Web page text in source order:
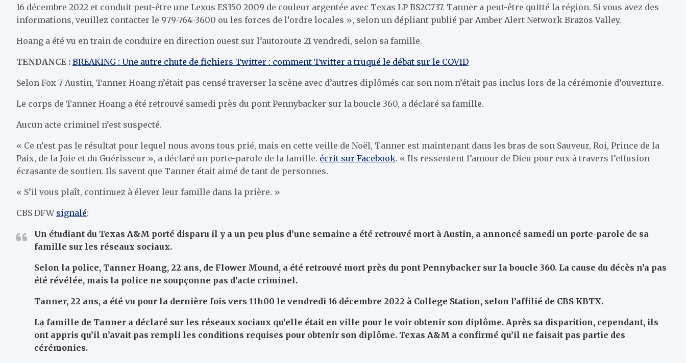
16 décembre 2022 et conduit peut-être une Lexus ES350 2009 de couleur argentée avec Texas LP BS2C737. Tanner a peut-être quitté la région. Si vous avez des
informations, veuillez contacter le 979-764-3600 ou les forces de l’ordre locales », selon un dépliant publié par Amber Alert Network Brazos Valley.
Hoang a été vu en train de conduire en direction ouest sur l’autoroute 21 vendredi, selon sa famille.
TENDANCE : BREAKING : Une autre chute de fichiers Twitter : comment Twitter a truqué le débat sur le COVID
Selon Fox 7 Austin, Tanner Hoang n’était pas censé traverser la scène avec d’autres diplômés car son nom n’était pas inclus lors de la cérémonie d’ouverture.
Le corps de Tanner Hoang a été retrouvé samedi près du pont Pennybacker sur la boucle 360, a déclaré sa famille.
Aucun acte criminel n’est suspecté.
« Ce n’est pas le résultat pour lequel nous avons tous prié, mais en cette veille de Noël, Tanner est maintenant dans les bras de son Sauveur, Roi, Prince de la
Paix, de la Joie et du Guérisseur », a déclaré un porte-parole de la famille. écrit sur Facebook. « Ils ressentent l’amour de Dieu pour eux à travers l’effusion
écrasante de soutien. Ils savent que Tanner était aimé de tant de personnes.
« S’il vous plaît, continuez à élever leur famille dans la prière. »
CBS DFW signalé:
Un étudiant du Texas A&M porté disparu il y a un peu plus d’une semaine a été retrouvé mort à Austin, a annoncé samedi un porte-parole de sa
famille sur les réseaux sociaux.
Selon la police, Tanner Hoang, 22 ans, de Flower Mound, a été retrouvé mort près du pont Pennybacker sur la boucle 360. La cause du décès n’a pas
été révélée, mais la police ne soupçonne pas d’acte criminel.
Tanner, 22 ans, a été vu pour la dernière fois vers 11h00 le vendredi 16 décembre 2022 à College Station, selon l’affilié de CBS KBTX.
La famille de Tanner a déclaré sur les réseaux sociaux qu’elle était en ville pour le voir obtenir son diplôme. Après sa disparition, cependant, ils
ont appris qu’il n’avait pas rempli les conditions requises pour obtenir son diplôme. Texas A&M a confirmé qu’il ne faisait pas partie des
cérémonies.